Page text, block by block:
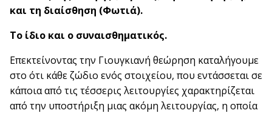
και τη διαίσθηση (Φωτιά).
Το ίδιο και ο συναισθηματικός.
Επεκτείνοντας την Γιουγκιανή θεώρηση καταλήγουμε
στο ότι κάθε ζώδιο ενός στοιχείου, που εντάσσεται σε
κάποια από τις τέσσερις λειτουργίες χαρακτηρίζεται
από την υποστήριξη μιας ακόμη λειτουργίας, η οποία